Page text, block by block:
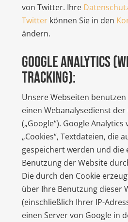
von Twitter. Ihre
Twitterkönnen Sie in den
ändern.
Google Analytics
tracking):
Unsere Webseiten benutzen
einen Webanalysedienst der
(„Google“). Google
„Cookies“, Textdateien, die
gespeichert werden und die
Benutzung der Website
Die durch den Cookie
über Ihre Benutzung dieser
(einschließlich Ihrer IP-
einen Server von Google in